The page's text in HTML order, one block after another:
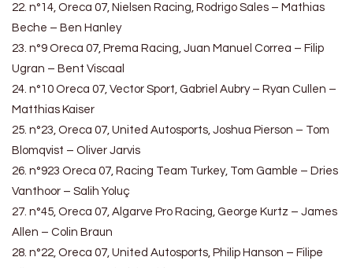
22. n°14, Oreca 07, Nielsen Racing, Rodrigo Sales – Mathias
Beche – Ben Hanley
23. n°9 Oreca 07, Prema Racing, Juan Manuel Correa – Filip
Ugran – Bent Viscaal
24. n°10 Oreca 07, Vector Sport, Gabriel Aubry – Ryan Cullen –
Matthias Kaiser
25. n°23, Oreca 07, United Autosports, Joshua Pierson – Tom
Blomqvist – Oliver Jarvis
26. n°923 Oreca 07, Racing Team Turkey, Tom Gamble – Dries
Vanthoor – Salih Yoluç
27. n°45, Oreca 07, Algarve Pro Racing, George Kurtz – James
Allen – Colin Braun
28. n°22, Oreca 07, United Autosports, Philip Hanson – Filipe